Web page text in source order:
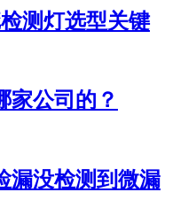
测灯选型关键
家公司的？
漏没检测到微漏